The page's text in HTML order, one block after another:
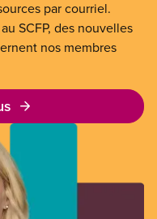
par courriel.
SCFP, des nouvelles
nos membres